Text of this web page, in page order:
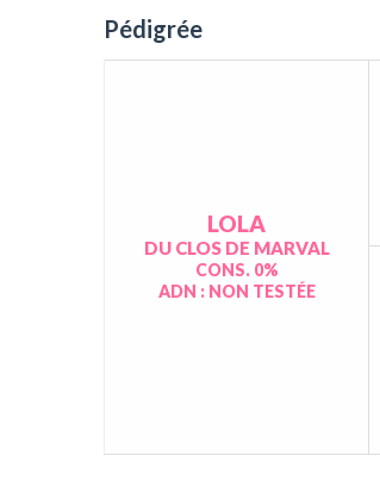
Pédigrée
LOLA
DU CLOS DE MARVAL
CONS. 0%
ADN : NON TESTÉE